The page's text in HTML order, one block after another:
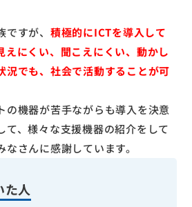
すが、 積極的にICTを導入して
えにくい、聞こえにくい、動かし
況でも、社会で活動することが可
の機器が苦手ながらも導入を決意
て、様々な支援機器の紹介をして
さんに感謝しています。
た人